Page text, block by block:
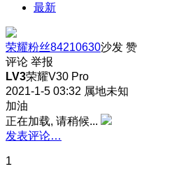
最新
荣耀粉丝84210630沙发 赞
评论 举报
LV3荣耀V30 Pro
2021-1-5 03:32 属地未知
加油
正在加载, 请稍候...
发表评论…
1